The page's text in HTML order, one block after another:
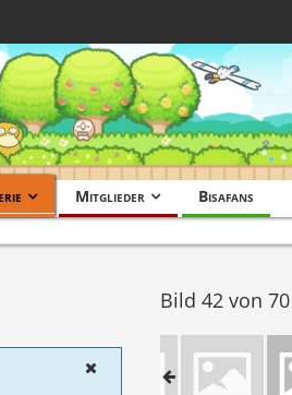
Mitglieder Bisafans
Bild 42 von 70